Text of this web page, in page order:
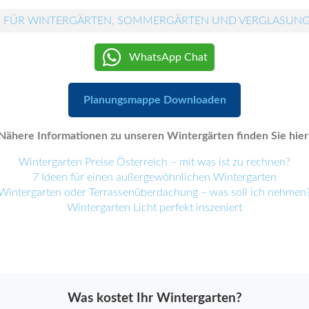
WINTERGÄRTEN, SOMMERGÄRTEN UND
WhatsApp Chat
Planungsmappe Downloaden
Informationen zu unseren Wintergärten finden Sie
Wintergarten Preise Österreich – mit was ist zu rechnen?
7 Ideen für einen außergewöhnlichen Wintergarten
oder Terrassenüberdachung – was soll ich
Wintergarten Licht perfekt inszeniert
Was kostet Ihr Wintergarten?